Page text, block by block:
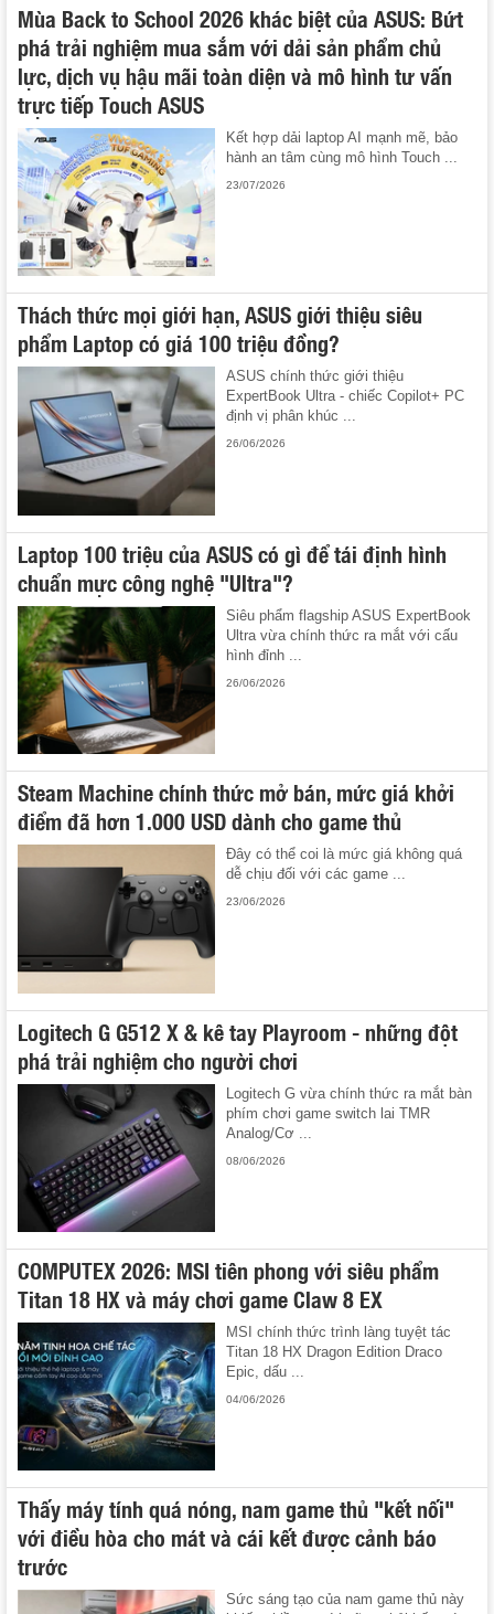
Mùa Back to School 2026 khác biệt của ASUS: Bứt
phá trải nghiệm mua sắm với dải sản phẩm chủ
lực, dịch vụ hậu mãi toàn diện và mô hình tư vấn
trực tiếp Touch ASUS
Kết hợp dải laptop AI mạnh mẽ, bảo
hành an tâm cùng mô hình Touch ...
23/07/2026
Thách thức mọi giới hạn, ASUS giới thiệu siêu
phẩm Laptop có giá 100 triệu đồng?
ASUS chính thức giới thiệu
ExpertBook Ultra - chiếc Copilot+ PC
định vị phân khúc ...
26/06/2026
Laptop 100 triệu của ASUS có gì để tái định hình
chuẩn mực công nghệ "Ultra"?
Siêu phẩm flagship ASUS ExpertBook
Ultra vừa chính thức ra mắt với cấu
hình đỉnh ...
26/06/2026
Steam Machine chính thức mở bán, mức giá khởi
điểm đã hơn 1.000 USD dành cho game thủ
Đây có thể coi là mức giá không quá
dễ chịu đối với các game ...
23/06/2026
Logitech G G512 X & kê tay Playroom - những đột
phá trải nghiệm cho người chơi
Logitech G vừa chính thức ra mắt bàn
phím chơi game switch lai TMR
Analog/Cơ ...
08/06/2026
COMPUTEX 2026: MSI tiên phong với siêu phẩm
Titan 18 HX và máy chơi game Claw 8 EX
MSI chính thức trình làng tuyệt tác
Titan 18 HX Dragon Edition Draco
Epic, dấu ...
04/06/2026
Thấy máy tính quá nóng, nam game thủ "kết nối"
với điều hòa cho mát và cái kết được cảnh báo
trước
Sức sáng tạo của nam game thủ này